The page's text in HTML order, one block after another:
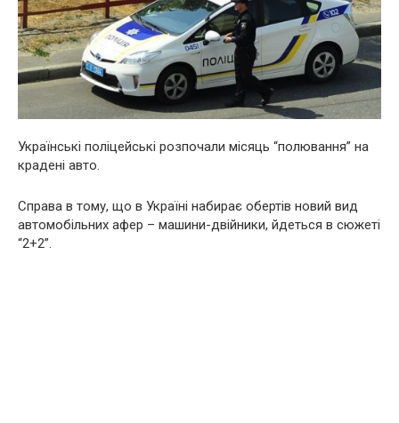
Українські поліцейські розпочали місяць “полювання” на
крадені авто.
Справа в тому, що в Україні набирає обертів новий вид
автомобільних афер – машини-двійники, йдеться в сюжеті
“2+2”.